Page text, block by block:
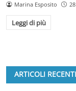
Marina Esposito
Leggi di più
ARTICOLI RECENTI